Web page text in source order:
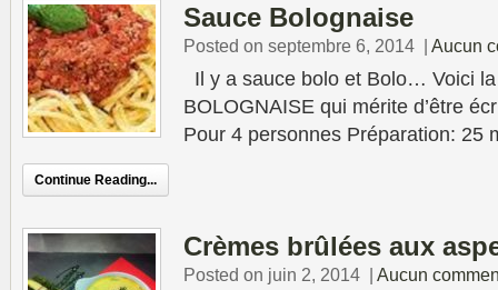
Sauce Bolognaise
Posted on septembre 6, 2014 | Aucun
Il y a sauce bolo et Bolo… Voici
BOLOGNAISE qui mérite d’être
Pour 4 personnes Préparation: 25
Continue Reading...
Crèmes brûlées aux
Posted on juin 2, 2014 | Aucun